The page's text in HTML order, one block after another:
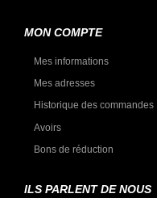
MON COMPTE
Mes informations
Mes adresses
Historique des commandes
Avoirs
Bons de réduction
ILS PARLENT DE NOUS